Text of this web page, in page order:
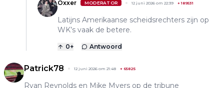
Oxxer MODERATOR 12 juni 2026 om 22:39 +189531
Latijns Amerikaanse scheidsrechters zijn op
WK’s vaak de betere.
0+ Antwoord
Patrick78 12 juni 2026 om 21:48 + 65825
Ryan Reynolds en Mike Myers op de tribune